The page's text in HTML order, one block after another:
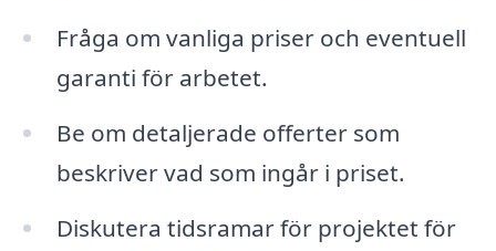
Fråga om vanliga priser och eventuell
garanti för arbetet.
Be om detaljerade offerter som
beskriver vad som ingår i priset.
Diskutera tidsramar för projektet för